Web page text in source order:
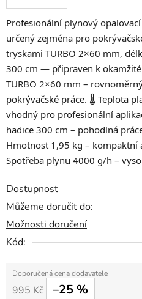
Profesionální plynový
určený zejména pro
tryskami TURBO 2×60 mm,
300 cm — připraven k
TURBO 2×60 mm –
pokrývačské práce. 🌡️ Teplota
vhodný pro profesionální
hadice 300 cm – pohodlná
Hmotnost 1,95 kg – kompaktní
Spotřeba plynu 4000 g/h –
Dostupnost
Můžeme doručit do:
Možnosti doručení
Kód:
995 Kč –25 %